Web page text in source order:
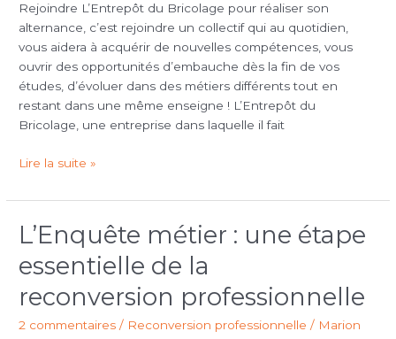
Rejoindre L’Entrepôt du Bricolage pour réaliser son
alternance, c’est rejoindre un collectif qui au quotidien,
vous aidera à acquérir de nouvelles compétences, vous
ouvrir des opportunités d’embauche dès la fin de vos
études, d’évoluer dans des métiers différents tout en
restant dans une même enseigne ! L’Entrepôt du
Bricolage, une entreprise dans laquelle il fait
L’Entrepôt
du
Bricolage
?
Ils
recrutent
!
Lire la suite »
L’Enquête métier : une étape
essentielle de la
reconversion professionnelle
2 commentaires / Reconversion professionnelle / Marion
L’Enquête
métier
:
étape
essentielle